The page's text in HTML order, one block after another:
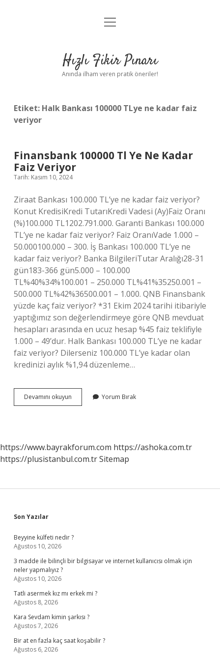
Anasayfa
Yasal Uyarı
menüyü
Hızlı Fikir Pınarı
Anında ilham veren pratik öneriler!
Etiket: Halk Bankası 100000 TLye ne kadar faiz
veriyor
Finansbank 100000 Tl Ye Ne Kadar
Faiz Veriyor
Tarih: Kasım 10, 2024
Ziraat Bankası 100.000 TL’ye ne kadar faiz veriyor?
Konut KredisiKredi TutarıKredi Vadesi (Ay)Faiz Oranı
(%)100.000 TL1202.791.000. Garanti Bankası 100.000
TL’ye ne kadar faiz veriyor? Faiz OranıVade 1.000 –
50.000100.000 – 300. İş Bankası 100.000 TL’ye ne
kadar faiz veriyor? Banka BilgileriTutar Aralığı28-31
gün183-366 gün5.000 – 100.000
TL%40%34%100.001 – 250.000 TL%41%35250.001 –
500.000 TL%42%36500.001 – 1.000. QNB Finansbank
yüzde kaç faiz veriyor? *31 Ekim 2024 tarihi itibariyle
yaptığımız son değerlendirmeye göre QNB mevduat
hesapları arasında en ucuz hesap %45 faiz teklifiyle
1.000 – 49’dur. Halk Bankası 100.000 TL’ye ne kadar
faiz veriyor? Dilerseniz 100.000 TL’ye kadar olan
kredinizi aylık %1,94 düzenleme…
Devamını okuyun Finansbank
100000
Faiz
Veriyor
Yorum Bırak
https://www.bayrakforum.com https://ashoka.com.tr
https://plusistanbul.com.trSitemap
Sidebar
Son Yazılar
Beyyine külfeti nedir ?
Ağustos 10, 2026
3 madde ile bilinçli bir bilgisayar ve internet kullanıcısı olmak için
neler yapmalıyız ?
Ağustos 10, 2026
Tatli asermek kız mı erkek mi ?
Ağustos 8, 2026
Kara Sevdam kimin şarkısı ?
Ağustos 7, 2026
Bir at en fazla kaç saat koşabilir ?
Ağustos 6, 2026